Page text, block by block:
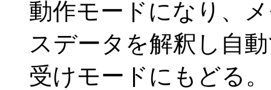
動作モードになり、
スデータを解釈し自
受けモードにもどる。